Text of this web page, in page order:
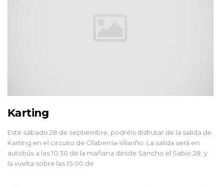
Karting
Este sábado 28 de septiembre, podréis disfrutar de la salida de
Karting en el circuito de Olaberria-Vilariño. La salida será en
autobús a las 10:30 de la mañana desde Sancho el Sabio 28, y
la vuelta sobre las 15:00 de